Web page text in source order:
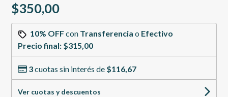
$350,00
10% OFFcon Transferencia o Efectivo
Precio final: $315,00
3cuotas sin interés de $116,67
Ver cuotas y descuentos